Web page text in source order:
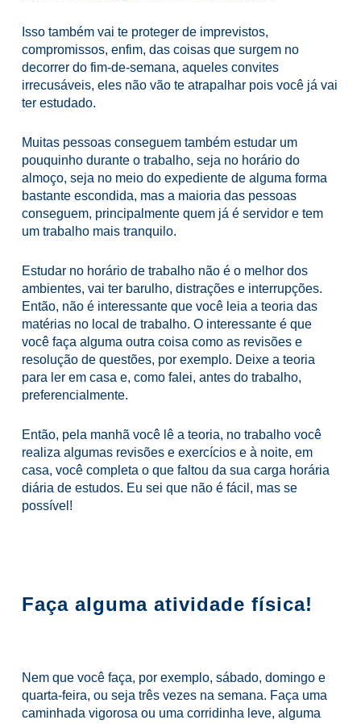
Isso também vai te proteger de imprevistos,
compromissos, enfim, das coisas que surgem no
decorrer do fim-de-semana, aqueles convites
irrecusáveis, eles não vão te atrapalhar pois você já vai
ter estudado.
Muitas pessoas conseguem também estudar um
pouquinho durante o trabalho, seja no horário do
almoço, seja no meio do expediente de alguma forma
bastante escondida, mas a maioria das pessoas
conseguem, principalmente quem já é servidor e tem
um trabalho mais tranquilo.
Estudar no horário de trabalho não é o melhor dos
ambientes, vai ter barulho, distrações e interrupções.
Então, não é interessante que você leia a teoria das
matérias no local de trabalho. O interessante é que
você faça alguma outra coisa como as revisões e
resolução de questões, por exemplo. Deixe a teoria
para ler em casa e, como falei, antes do trabalho,
preferencialmente.
Então, pela manhã você lê a teoria, no trabalho você
realiza algumas revisões e exercícios e à noite, em
casa, você completa o que faltou da sua carga horária
diária de estudos. Eu sei que não é fácil, mas se
possível!
Faça alguma atividade física!
Nem que você faça, por exemplo, sábado, domingo e
quarta-feira, ou seja três vezes na semana. Faça uma
caminhada vigorosa ou uma corridinha leve, alguma